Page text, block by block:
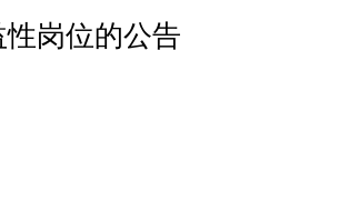
岗位的公告